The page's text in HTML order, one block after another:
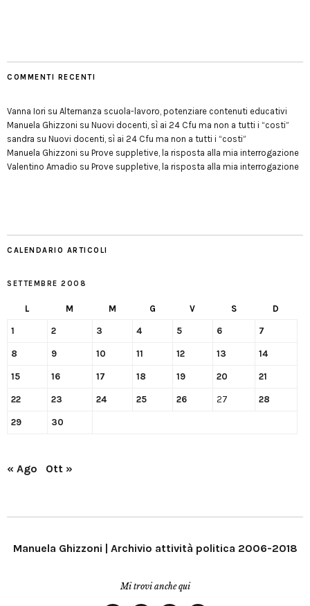
COMMENTI RECENTI
Vanna Iori su Alternanza scuola-lavoro, potenziare contenuti educativi
Manuela Ghizzoni su Nuovi docenti, sì ai 24 Cfu ma non a tutti i “costi”
sandra su Nuovi docenti, sì ai 24 Cfu ma non a tutti i “costi”
Manuela Ghizzoni su Prove suppletive, la risposta alla mia interrogazione
Valentino Amadio su Prove suppletive, la risposta alla mia interrogazione
CALENDARIO ARTICOLI
SETTEMBRE 2008
L M M G V S D
1 2 3 4 5 6 7
8 9 10 11 12 13 14
15 16 17 18 19 20 21
22 23 24 25 26 27 28
29 30
« Ago Ott »
Manuela Ghizzoni | Archivio attività politica 2006-2018
Mi trovi anche qui